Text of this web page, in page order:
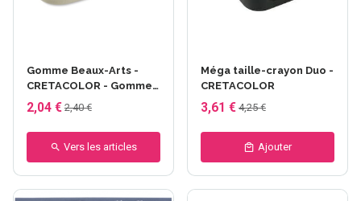
Gomme Beaux-Arts -
CRETACOLOR - Gomme
monolith grande
2,04 € 2,40 €
Vers les articles
Méga taille-crayon Duo -
CRETACOLOR
3,61 € 4,25 €
Ajouter